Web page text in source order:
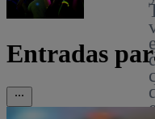
Entradas